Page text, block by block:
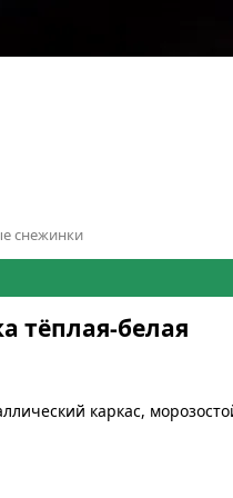
снежинки
тёплая-белая
каркас,